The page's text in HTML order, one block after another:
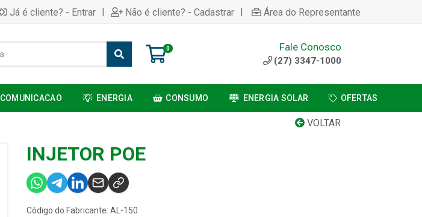
Já é cliente? - Entrar | Não é cliente? - Cadastrar | Área do Representante
0 Fale Conosco
(27) 3347-1000
COMUNICACAO ENERGIA CONSUMO ENERGIA SOLAR OFERTAS
VOLTAR
INJETOR POE
Código do Fabricante: AL-150